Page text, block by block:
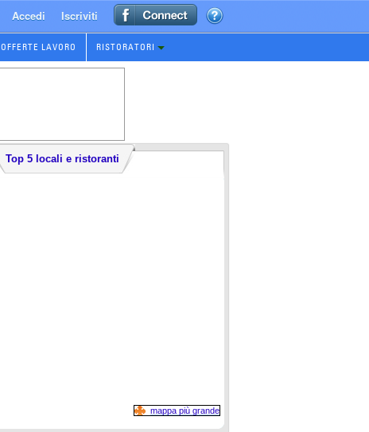
Accedi Iscriviti
OFFERTE LAVORO RISTORATORI
Top 5 locali e ristoranti
mappa più grande